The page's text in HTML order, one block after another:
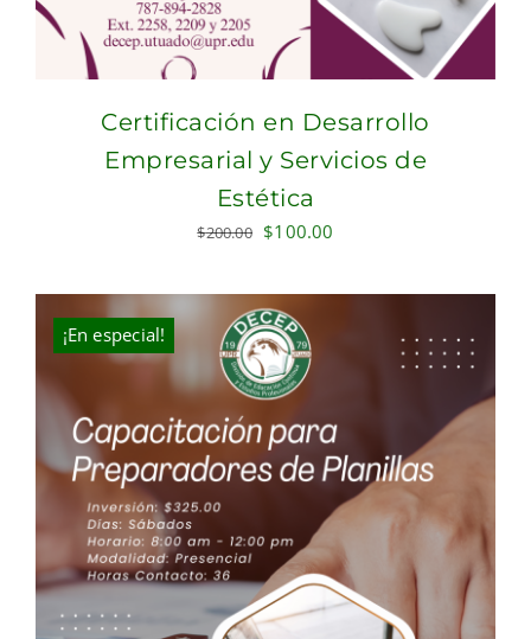
Certificación en Desarrollo
Empresarial y Servicios de
Estética
$200.00 Original
was:
$200.00.
$100.00
is:
¡En especial!